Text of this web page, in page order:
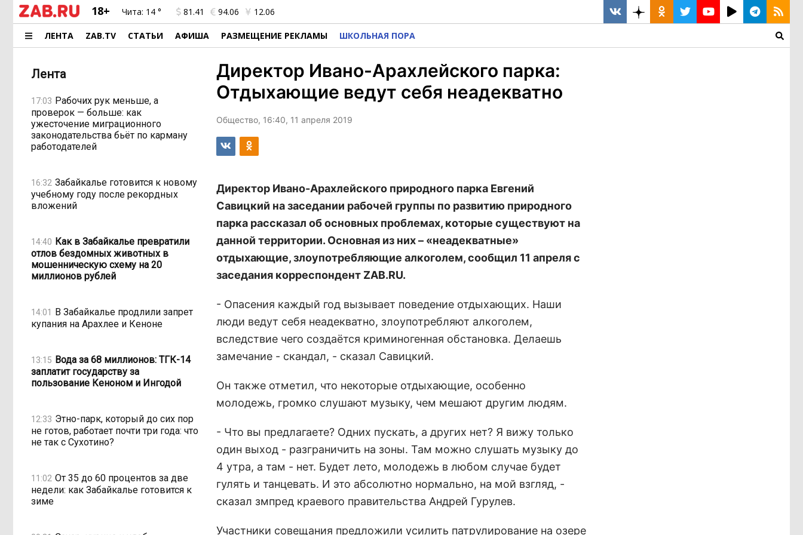
18+ Чита: 14 ° 81.41 94.06 12.06
ЛЕНТА ZAB.TV СТАТЬИ АФИША РАЗМЕЩЕНИЕ РЕКЛАМЫ ШКОЛЬНАЯ ПОРА
Лента
17:03 Рабочих рук меньше, а
проверок — больше: как
ужесточение миграционного
законодательства бьёт по карману
работодателей
16:32 Забайкалье готовится к новому
учебному году после рекордных
вложений
14:40 Как в Забайкалье превратили
отлов бездомных животных в
мошенническую схему на 20
миллионов рублей
14:01 В Забайкалье продлили запрет
купания на Арахлее и Кеноне
13:15 Вода за 68 миллионов: ТГК-14
заплатит государству за
пользование Кеноном и Ингодой
12:33 Этно-парк, который до сих пор
не готов, работает почти три года: что
не так с Сухотино?
11:02 От 35 до 60 процентов за две
недели: как Забайкалье готовится к
зиме
Директор Ивано-Арахлейского парка:
Отдыхающие ведут себя неадекватно
Общество, 16:40, 11 апреля 2019
Директор Ивано-Арахлейского природного парка Евгений
Савицкий на заседании рабочей группы по развитию природного
парка рассказал об основных проблемах, которые существуют на
данной территории. Основная из них – «неадекватные»
отдыхающие, злоупотребляющие алкоголем, сообщил 11 апреля с
заседания корреспондент ZAB.RU.
- Опасения каждый год вызывает поведение отдыхающих. Наши
люди ведут себя неадекватно, злоупотребляют алкоголем,
вследствие чего создаётся криминогенная обстановка. Делаешь
замечание - скандал, - сказал Савицкий.
Он также отметил, что некоторые отдыхающие, особенно
молодежь, громко слушают музыку, чем мешают другим людям.
- Что вы предлагаете? Одних пускать, а других нет? Я вижу только
один выход - разграничить на зоны. Там можно слушать музыку до
4 утра, а там - нет. Будет лето, молодежь в любом случае будет
гулять и танцевать. И это абсолютно нормально, на мой взгляд, -
сказал змпред краевого правительства Андрей Гурулев.
Участники совещания предложили усилить патрулирование на озере